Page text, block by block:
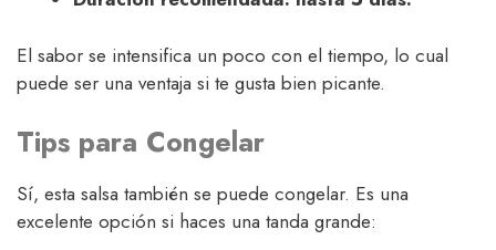
El sabor se intensifica un poco con el tiempo, lo cual
puede ser una ventaja si te gusta bien picante.
Tips para Congelar
Sí, esta salsa también se puede congelar. Es una
excelente opción si haces una tanda grande: